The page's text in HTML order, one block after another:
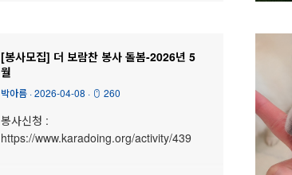
[봉사모집] 더 보람찬 봉사 돌봄-2026년 5
월
박아름 ·2026-04-08 · 260
봉사신청 :
https://www.karadoing.org/activity/439